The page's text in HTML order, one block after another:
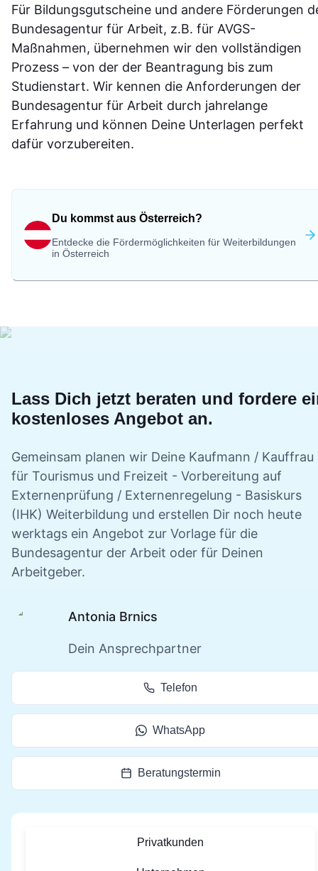
Für Bildungsgutscheine und andere Förderungen
Bundesagentur für Arbeit, z.B. für AVGS-
Maßnahmen, übernehmen wir den vollständigen
Prozess – von der der Beantragung bis zum
Studienstart. Wir kennen die Anforderungen der
Bundesagentur für Arbeit durch jahrelange
Erfahrung und können Deine Unterlagen perfekt
dafür vorzubereiten.
Du kommst aus Österreich?
Entdecke die Fördermöglichkeiten für Weiterbildungen
in Österreich
Lass Dich jetzt beraten und fordere
kostenloses Angebot an.
Gemeinsam planen wir Deine Kaufmann / Kauffrau
für Tourismus und Freizeit - Vorbereitung auf
Externenprüfung / Externenregelung - Basiskurs
(IHK) Weiterbildung und erstellen Dir noch heute
werktags ein Angebot zur Vorlage für die
Bundesagentur der Arbeit oder für Deinen
Arbeitgeber.
Antonia Brnics
Dein Ansprechpartner
Telefon
WhatsApp
Beratungstermin
Privatkunden